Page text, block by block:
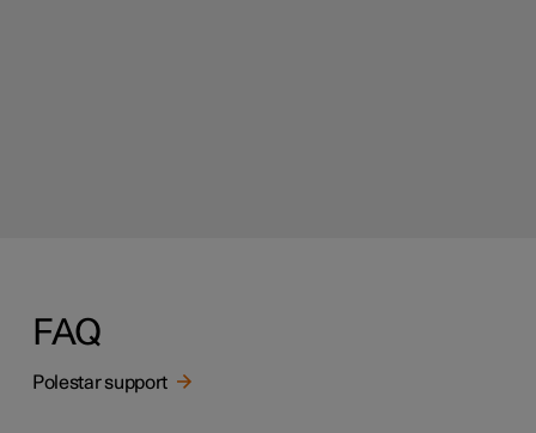
FAQ
Polestar support